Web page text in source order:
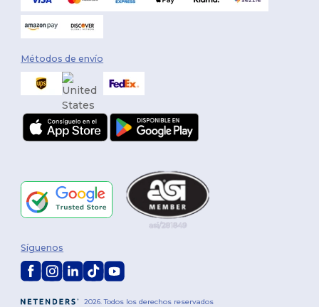
Métodos de envío
2026. Todos los derechos reservados
Síguenos